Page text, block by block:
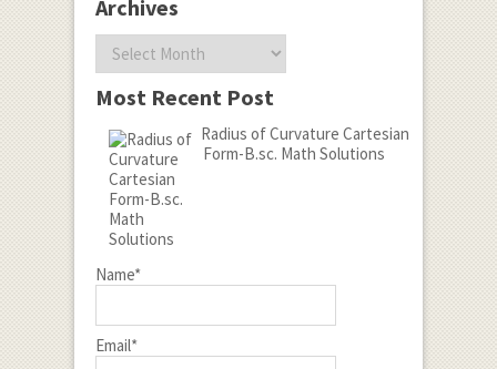
Archives
Archives
Most Recent Post
Radius of Curvature Cartesian
Form-B.sc. Math Solutions
Name*
Email*